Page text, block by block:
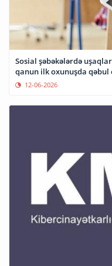
Sosial şəbəkələrdə
qanun ilk oxunuşda qəbul
12-06-2026